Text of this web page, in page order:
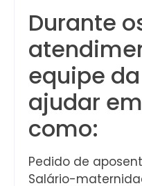
Durante
equipe da
ajudar
como:
Pedido de
Salário-